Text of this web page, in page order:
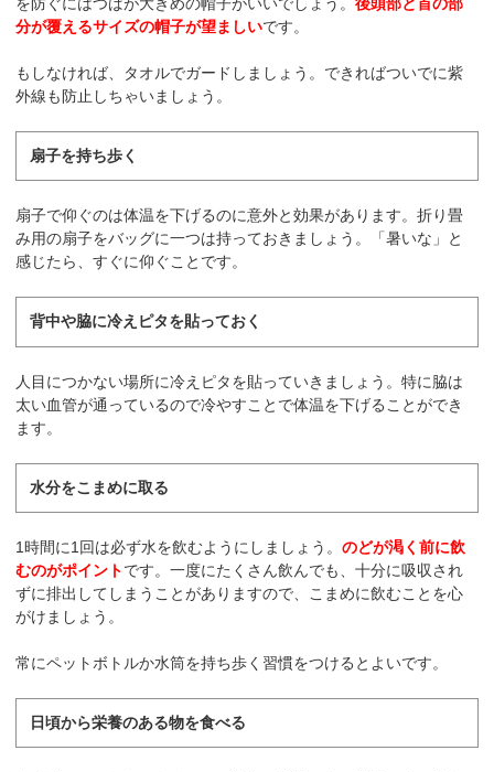
分が覆えるサイズの帽子が望ましいです。
もしなければ、タオルでガードしましょう。できればついでに紫
外線も防止しちゃいましょう。
扇子を持ち歩く
扇子で仰ぐのは体温を下げるのに意外と効果があります。折り畳
み用の扇子をバッグに一つは持っておきましょう。「暑いな」と
感じたら、すぐに仰ぐことです。
背中や脇に冷えピタを貼っておく
人目につかない場所に冷えピタを貼っていきましょう。特に脇は
太い血管が通っているので冷やすことで体温を下げることができ
ます。
水分をこまめに取る
1時間に1回は必ず水を飲むようにしましょう。のどが渇く前に飲
むのがポイントです。一度にたくさん飲んでも、十分に吸収され
ずに排出してしまうことがありますので、こまめに飲むことを心
がけましょう。
常にペットボトルか水筒を持ち歩く習慣をつけるとよいです。
日頃から栄養のある物を食べる